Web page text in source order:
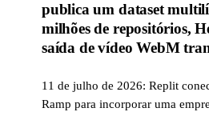
publica um dataset
milhões de repositórios,
saída de vídeo WebM
11 de julho de 2026: Replit
Ramp para incorporar uma